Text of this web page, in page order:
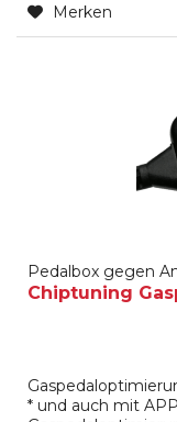
Merken
Pedalbox gegen
Chiptuning
* und auch mit